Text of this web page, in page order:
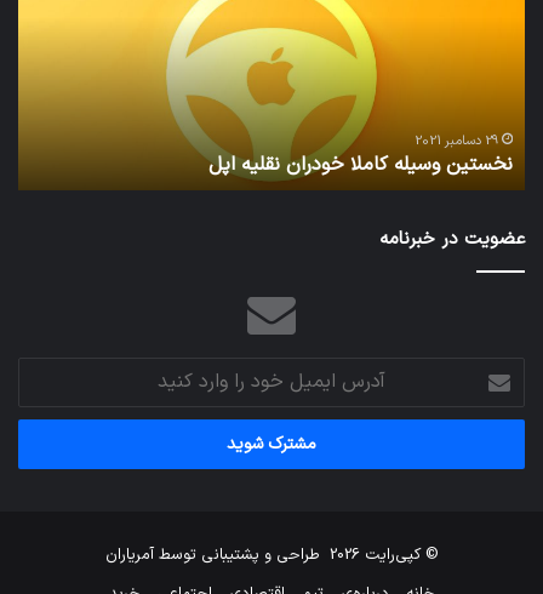
29 دسامبر 2021
نخستین وسیله کاملا خودران نقلیه اپل
عضویت در خبرنامه
آدرس
ایمیل
خود
وارد
© کپی‌رایت 2026 طراحی و پشتیبانی توسطآمریاران